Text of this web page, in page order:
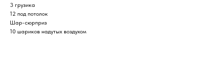
3 грузика
12 под потолок
Шар-сюрприз
10 шариков надутых воздухом